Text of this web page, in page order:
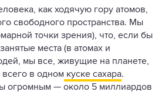
как ходячую гору атомов,
свободного пространства. Мы
точки зрения), что, если бы
места (в атомах и
мы все, живущие на планете,
всего в одном куске сахара.
огромным — около 5 миллиардов